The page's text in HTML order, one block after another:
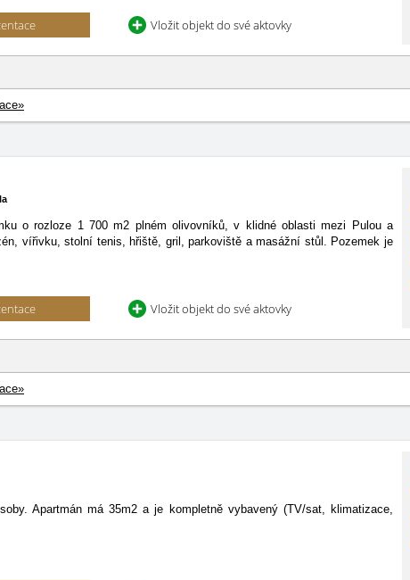
Vložit objekt do své aktovky
o rozloze 1 700 m2 plném olivovníků, v klidné oblasti mezi Pulou a
vířivku, stolní tenis, hřiště, gril, parkoviště a masážní stůl. Pozemek je
Vložit objekt do své aktovky
Apartmán má 35m2 a je kompletně vybavený (TV/sat, klimatizace,